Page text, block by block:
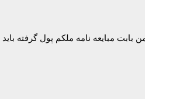
از من بابت مبایعه نامه ملکم پول گرفته باید